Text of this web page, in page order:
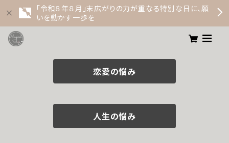
「令和８年８月」末広がりの力が重なる特別な日に、願
いを動かす一歩を
恋愛の悩み
人生の悩み